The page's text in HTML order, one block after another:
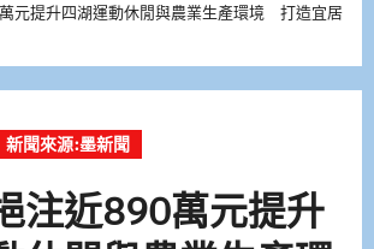
元提升四湖運動休閒與農業生產環境 打造宜居
新聞來源:墨新聞
注近890萬元提升